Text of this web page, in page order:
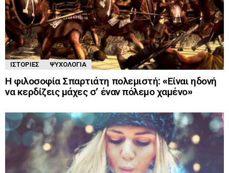
ΙΣΤΟΡΊΕΣ ΨΥΧΟΛΟΓΊΑ
Η φιλοσοφία Σπαρτιάτη πολεμιστή: «Είναι ηδονή
να κερδίζεις μάχες σ’ έναν πόλεμο χαμένο»